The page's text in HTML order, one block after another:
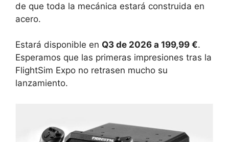
de que toda la mecánica estará construida en
acero.
Estará disponible en Q3 de 2026 a 199,99 €.
Esperamos que las primeras impresiones tras la
FlightSim Expo no retrasen mucho su
lanzamiento.